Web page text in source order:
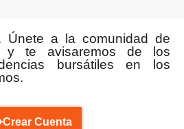
Únete a la comunidad de
y te avisaremos de los
bursátiles en los
Crear Cuenta